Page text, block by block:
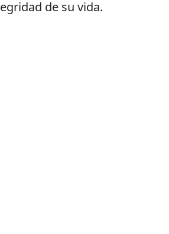
de su vida.